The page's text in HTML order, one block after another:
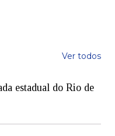
Ver todos
estadual do Rio de